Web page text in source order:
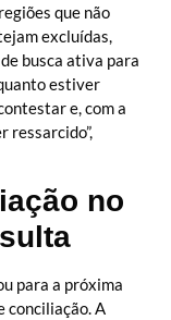
que não
excluídas,
busca ativa para
estiver
e, com a
ressarcido”,
no
para a próxima
conciliação. A